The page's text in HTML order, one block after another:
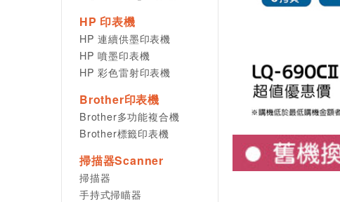
HP 印表機
HP 連續供墨印表機
HP 噴墨印表機
HP 彩色雷射印表機
Brother印表機
Brother多功能複合機
Brother標籤印表機
掃描器Scanner
掃描器
手持式掃瞄器